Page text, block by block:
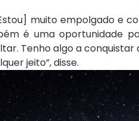
muito empolgado e
é uma oportunidade
Tenho algo a
jeito”, disse.